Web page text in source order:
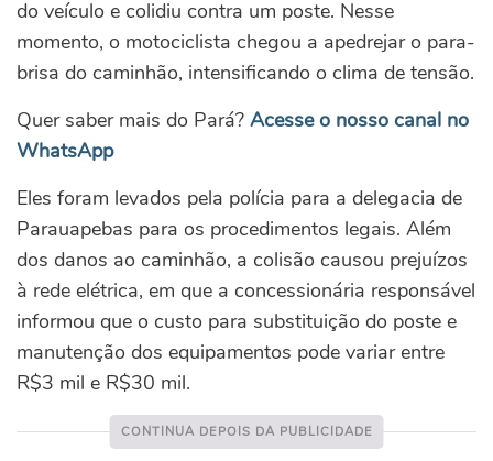
do veículo e colidiu contra um poste. Nesse
momento, o motociclista chegou a apedrejar o para-
brisa do caminhão, intensificando o clima de tensão.
Quer saber mais do Pará? Acesse o nosso canal no
WhatsApp
Eles foram levados pela polícia para a delegacia de
Parauapebas para os procedimentos legais. Além
dos danos ao caminhão, a colisão causou prejuízos
à rede elétrica, em que a concessionária responsável
informou que o custo para substituição do poste e
manutenção dos equipamentos pode variar entre
R$3 mil e R$30 mil.